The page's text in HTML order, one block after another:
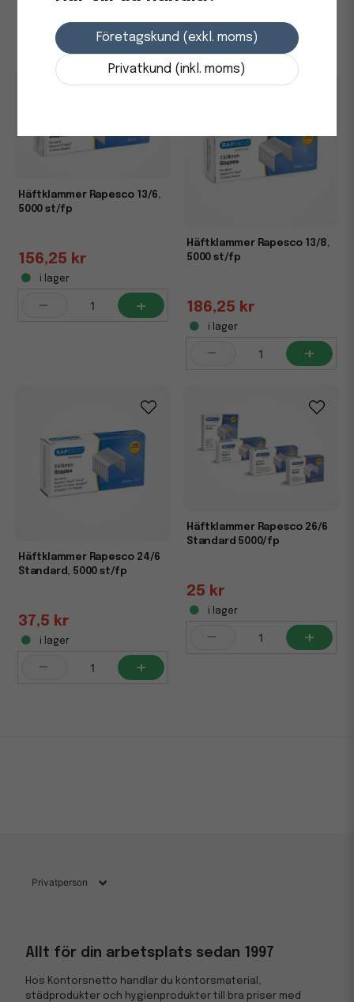
+
Häftklammer Rapesco 13/6,
5000 st/fp
156,25 kr
i lager
- +
Häftklammer Rapesco 13/8,
5000 st/fp
186,25 kr
i lager
- +
Häftklammer Rapesco 24/6
Standard, 5000 st/fp
37,5 kr
i lager
- +
Häftklammer Rapesco 26/6
Standard 5000/fp
25 kr
i lager
- +
Företagskund (exkl. moms)
Privatkund (inkl. moms)
Allt för din arbetsplats sedan 1997
Hos Kontorsnetto handlar du kontorsmaterial,
städprodukter och hygienprodukter till bra priser med